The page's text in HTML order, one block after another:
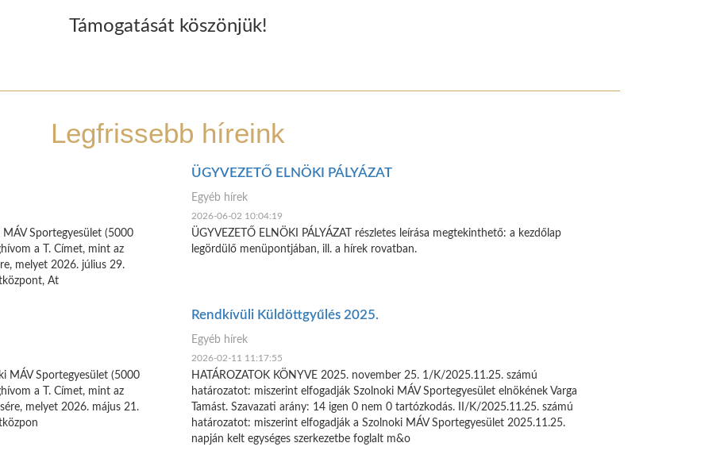
Támogatását köszönjük!
Legfrissebb híreink
Sportegyesület (5000
a T. Címet, mint az
melyet 2026. július 29.
At
ÜGYVEZETŐ ELNÖKI PÁLYÁZAT
Egyéb hírek
2026-06-02 10:04:19
ÜGYVEZETŐ ELNÖKI PÁLYÁZAT részletes leírása megtekinthető: a kezdőlap
legördülő menüpontjában, ill. a hírek rovatban.
MÁV Sportegyesület (5000
a T. Címet, mint az
melyet 2026. május 21.
Rendkívüli Küldöttgyűlés 2025.
Egyéb hírek
2026-02-11 11:17:55
HATÁROZATOK KÖNYVE 2025. november 25. 1/K/2025.11.25. számú
határozatot: miszerint elfogadják Szolnoki MÁV Sportegyesület elnökének Varga
Tamást. Szavazati arány: 14 igen 0 nem 0 tartózkodás. II/K/2025.11.25. számú
határozatot: miszerint elfogadják a Szolnoki MÁV Sportegyesület 2025.11.25.
napján kelt egységes szerkezetbe foglalt m&o